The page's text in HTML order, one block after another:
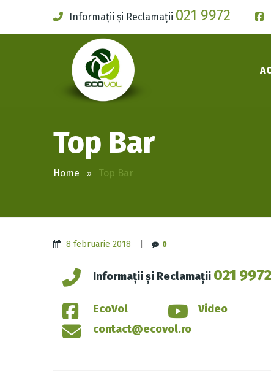
Informații și Reclamații 021 9972
Top Bar
Home Top Bar
8 februarie 2018 0
Informații și Reclamații 021 9972
EcoVol
Video
contact@ecovol.ro